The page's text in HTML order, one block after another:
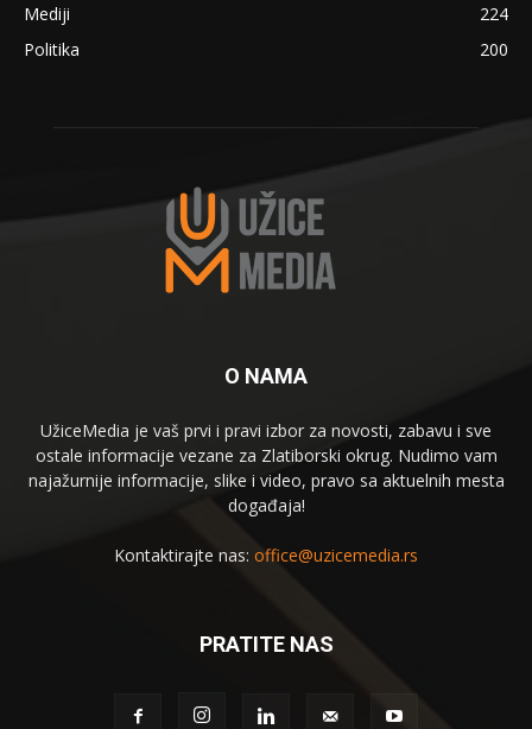
Mediji
224
Politika
200
O NAMA
UžiceMedia je vaš prvi i pravi izbor za novosti, zabavu i sve
ostale informacije vezane za Zlatiborski okrug. Nudimo vam
najažurnije informacije, slike i video, pravo sa aktuelnih mesta
događaja!
Kontaktirajte nas: office@uzicemedia.rs
PRATITE NAS